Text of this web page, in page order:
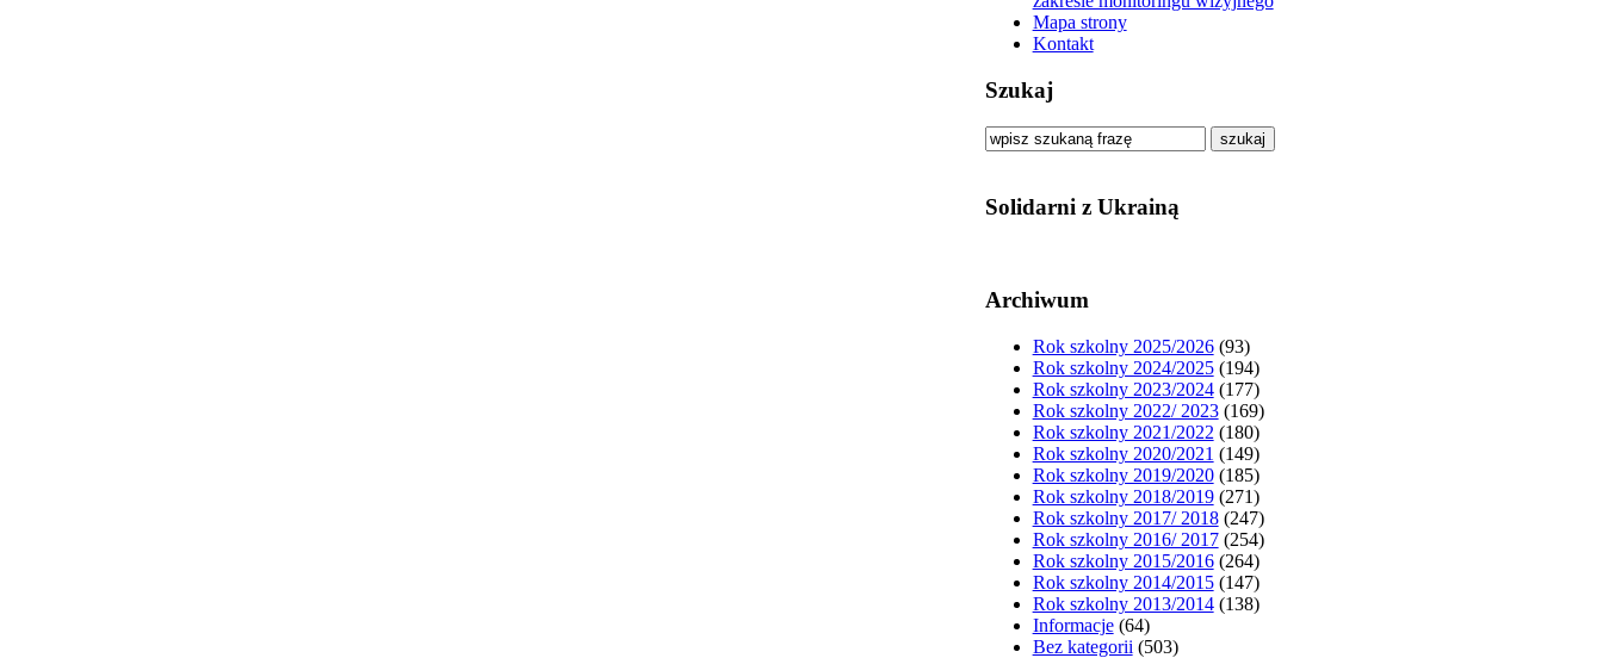
Mapa strony
Kontakt
Szukaj
szukaj
Solidarni z Ukrainą
Archiwum
Rok szkolny 2025/2026(93)
Rok szkolny 2024/2025(194)
Rok szkolny 2023/2024(177)
Rok szkolny 2022/ 2023(169)
Rok szkolny 2021/2022 (180)
Rok szkolny 2020/2021 (149)
Rok szkolny 2019/2020(185)
Rok szkolny 2018/2019(271)
Rok szkolny 2017/ 2018(247)
Rok szkolny 2016/ 2017(254)
Rok szkolny 2015/2016(264)
Rok szkolny 2014/2015(147)
Rok szkolny 2013/2014(138)
Informacje(64)
Bez kategorii (503)